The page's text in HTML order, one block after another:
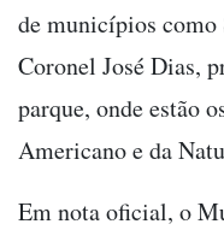
de municípios como
Coronel José Dias,
parque, onde estão
Americano e da
Em nota oficial, o